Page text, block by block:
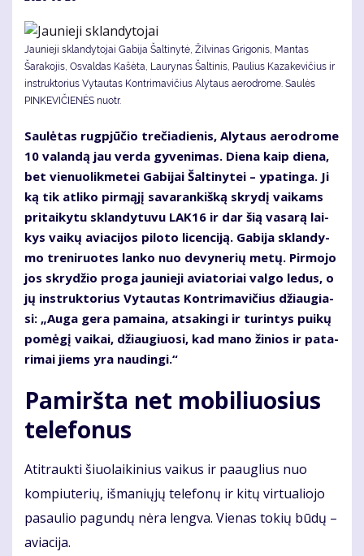
Jaunieji sklandytojai Gabija Šaltinytė, Žilvinas Grigonis, Mantas
Šarakojis, Osvaldas Kašėta, Laurynas Šaltinis, Paulius Kazakevičius ir
instruktorius Vytautas Kontrimavičius Alytaus aerodrome. Saulės
PINKEVIČIENĖS nuotr.
Sau­lė­tas rug­pjū­čio tre­čia­die­nis, Aly­taus ae­ro­dro­me
10 va­lan­dą jau ver­da gy­ve­ni­mas. Die­na kaip die­na,
bet vie­nuo­lik­me­tei Ga­bi­jai Šal­ti­ny­tei – ypa­tin­ga. Ji
ką tik at­li­ko pir­mą­jį sa­va­ran­kiš­ką skry­dį vai­kams
pri­tai­ky­tu sklan­dy­tu­vu LAK16 ir dar šią va­sa­rą lai­
kys vai­kų avia­ci­jos pi­lo­to li­cen­ci­ją. Ga­bi­ja sklan­dy­
mo tre­ni­ruo­tes lan­ko nuo de­vy­ne­rių me­tų. Pir­mo­jo
jos skry­džio pro­ga jau­nie­ji avia­to­riai val­go le­dus, o
jų in­struk­to­rius Vy­tau­tas Kon­tri­ma­vi­čius džiau­gia­
si: „Au­ga ge­ra pa­mai­na, at­sa­kin­gi ir tu­rin­tys pui­kų
po­mė­gį vai­kai, džiau­giuo­si, kad ma­no ži­nios ir pa­ta­
ri­mai jiems yra nau­din­gi.“
Pamiršta net mobiliuosius
telefonus
Ati­trauk­ti šiuo­lai­ki­nius vai­kus ir pa­aug­lius nuo
kom­piu­te­rių, iš­ma­nių­jų te­le­fo­nų ir ki­tų vir­tu­a­lio­jo
pa­sau­lio pa­gun­dų nė­ra leng­va. Vie­nas to­kių bū­dų –
avia­ci­ja.